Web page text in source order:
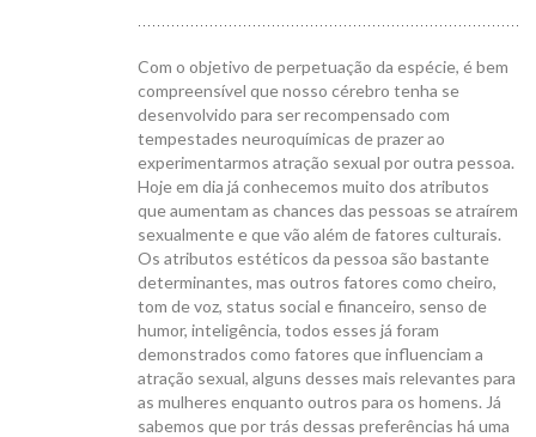
Com o objetivo de perpetuação da espécie, é bem
compreensível que nosso cérebro tenha se
desenvolvido para ser recompensado com
tempestades neuroquímicas de prazer ao
experimentarmos atração sexual por outra pessoa.
Hoje em dia já conhecemos muito dos atributos
que aumentam as chances das pessoas se atraírem
sexualmente e que vão além de fatores culturais.
Os atributos estéticos da pessoa são bastante
determinantes, mas outros fatores como cheiro,
tom de voz, status social e financeiro, senso de
humor, inteligência, todos esses já foram
demonstrados como fatores que influenciam a
atração sexual, alguns desses mais relevantes para
as mulheres enquanto outros para os homens. Já
sabemos que por trás dessas preferências há uma